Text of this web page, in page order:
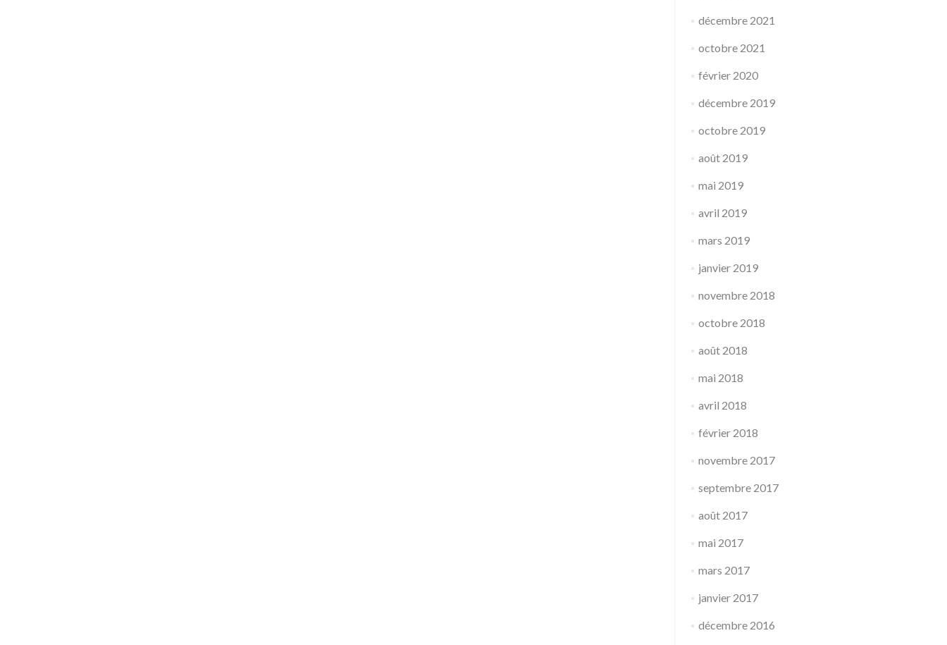
décembre 2021
octobre 2021
février 2020
décembre 2019
octobre 2019
août 2019
mai 2019
avril 2019
mars 2019
janvier 2019
novembre 2018
octobre 2018
août 2018
mai 2018
avril 2018
février 2018
novembre 2017
septembre 2017
août 2017
mai 2017
mars 2017
janvier 2017
décembre 2016